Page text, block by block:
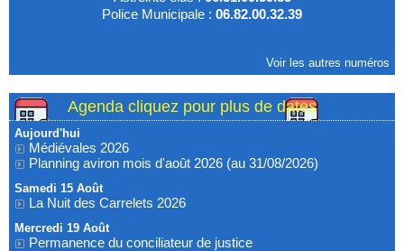
Police Municipale : 06.82.00.32.39
Voir les autres numéros
Agenda cliquez pour plus de dates
Aujourd'hui
Médiévales 2026
Planning aviron mois d'août 2026 (au 31/08/2026)
Samedi 15 Août
La Nuit des Carrelets 2026
Mercredi 19 Août
Permanence du conciliateur de justice